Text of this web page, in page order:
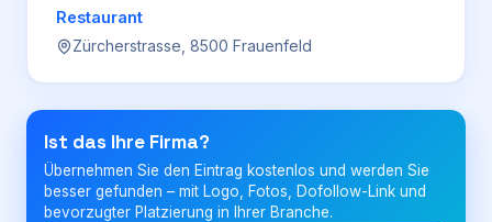
Für Firmen
Login
Firma eintragen
Restaurant
Zürcherstrasse, 8500 Frauenfeld
Ist das Ihre Firma?
Übernehmen Sie den Eintrag kostenlos und werden Sie
besser gefunden – mit Logo, Fotos, Dofollow-Link und
bevorzugter Platzierung in Ihrer Branche.